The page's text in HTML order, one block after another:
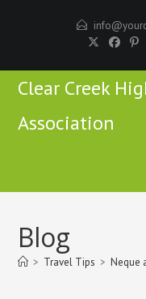
Clear Creek
Association
Blog
> Travel Tips > Neque